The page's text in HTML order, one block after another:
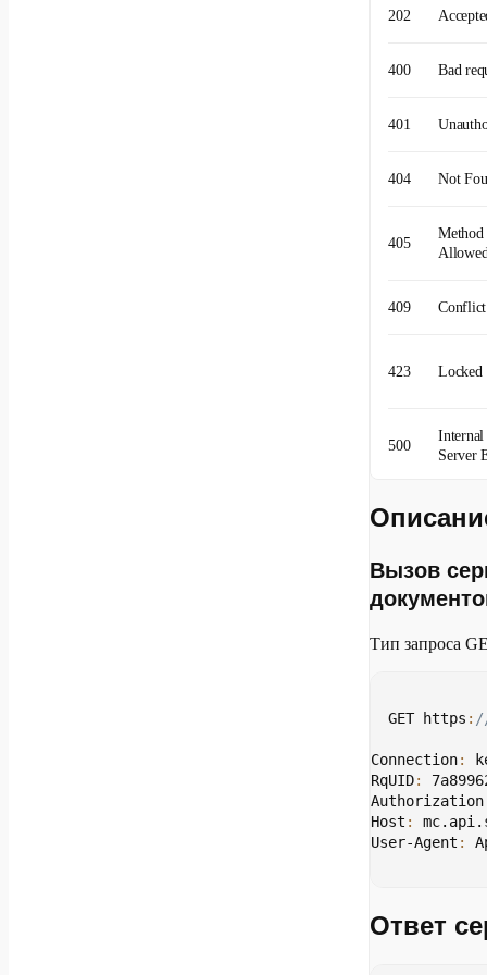
202
400 Bad
401
404 Not
405
409 Conflict
423 Locked
500
Internal
Server
503
Service
504
Вызов
Тип запроса
GET https :
Connection:
RqUID:
Authorization
Host :
User-Agent :
Ответ